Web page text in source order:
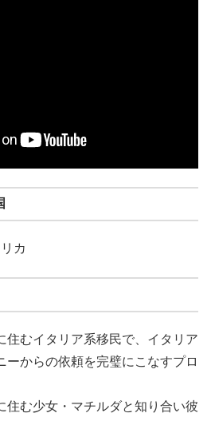
カ
住むイタリア系移民で、イタリア
ーからの依頼を完璧にこなすプロ
住む少女・マチルダと知り合い彼